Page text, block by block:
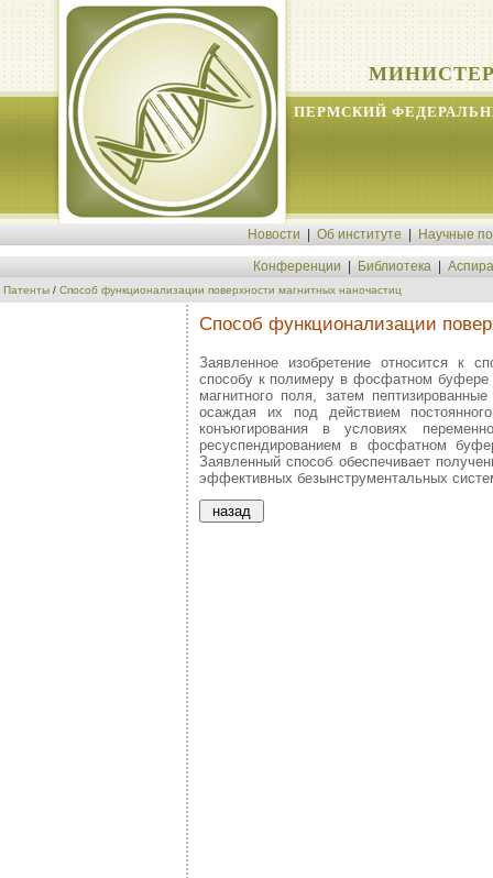
ПЕРМСКИЙ
Новости Об институте Научные
Конференции Библиотека
Патенты / Способ функционализации поверхности магнитных наночастиц
Способ функционализации
Заявленное изобретение относится к
способу к полимеру в фосфатном буфере
магнитного поля, затем
осаждая их под действием
конъюгирования в условиях
ресуспендированием в фосфатном
Заявленный способ обеспечивает
эффективных безынструментальных